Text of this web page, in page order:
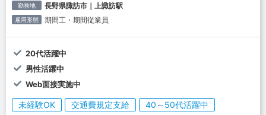
勤務地 長野県諏訪市｜上諏訪駅
雇用形態 期間工・期間従業員
20代活躍中
男性活躍中
Web面接実施中
未経験OK 交通費規定支給
40～50代活躍中